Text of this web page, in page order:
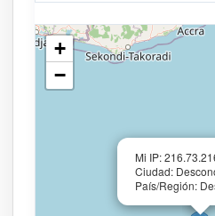
Mi IP:
Ciudad:
País/Región:
+
−